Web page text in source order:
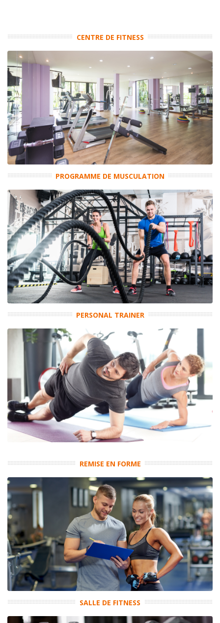
CENTRE DE FITNESS
PROGRAMME DE MUSCULATION
PERSONAL TRAINER
REMISE EN FORME
SALLE DE FITNESS